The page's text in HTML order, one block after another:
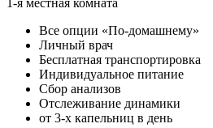
Все опции «По-домашнему»
Личный врач
Бесплатная транспортировка
Индивидуальное питание
Сбор анализов
Отслеживание динамики
от 3-х капельниц в день